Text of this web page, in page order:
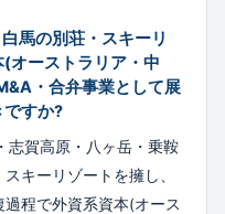
馬の別荘・スキーリ
オーストラリア・中
・合弁事業として展
ですか?
志賀高原・八ヶ岳・乗鞍
キーリゾートを擁し、
程で外資系資本(オース